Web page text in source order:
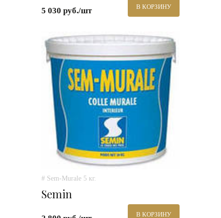
5 030 руб./шт В КОРЗИНУ
# Sem-Murale 5 кг.
Semin
В КОРЗИНУ